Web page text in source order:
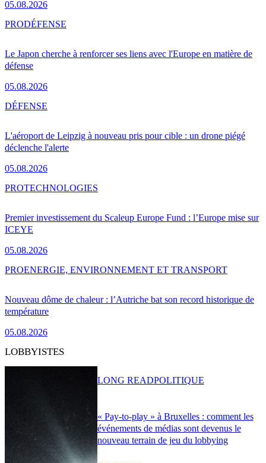
05.08.2026
Le Japon cherche à renforcer ses liens avec l'Europe en matière de
défense
05.08.2026
PRODÉFENSE
L'aéroport de Leipzig à nouveau pris pour cible : un drone piégé
déclenche l'alerte
05.08.2026
DÉFENSE
Premier investissement du Scaleup Europe Fund : l’Europe mise sur
ICEYE
05.08.2026
PROTECHNOLOGIES
Nouveau dôme de chaleur : l’Autriche bat son record historique de
température
05.08.2026
PROENERGIE, ENVIRONNEMENT ET TRANSPORT
LOBBYISTES
« Pay-to-play » à Bruxelles : comment les
événements de médias sont devenus le
nouveau terrain de jeu du lobbying
LONG READPOLITIQUE